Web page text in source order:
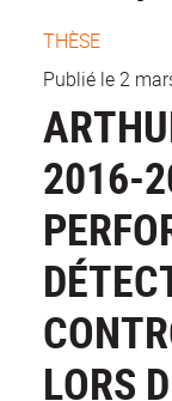
THÈSE
Publié le 2
2016-
LORS